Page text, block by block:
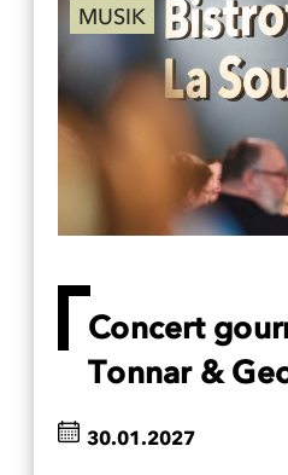
MUSIK
Concert
Tonnar &
30.01.2027